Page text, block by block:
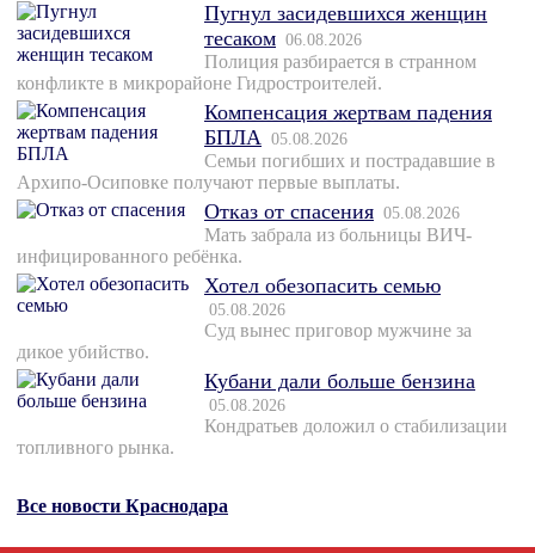
Пугнул засидевшихся женщин
тесаком 06.08.2026
Полиция разбирается в странном
конфликте в микрорайоне Гидростроителей.
Компенсация жертвам падения
БПЛА 05.08.2026
Семьи погибших и пострадавшие в
Архипо-Осиповке получают первые выплаты.
Отказ от спасения 05.08.2026
Мать забрала из больницы ВИЧ-
инфицированного ребёнка.
Хотел обезопасить семью
05.08.2026
Суд вынес приговор мужчине за
дикое убийство.
Кубани дали больше бензина
05.08.2026
Кондратьев доложил о стабилизации
топливного рынка.
Все новости Краснодара